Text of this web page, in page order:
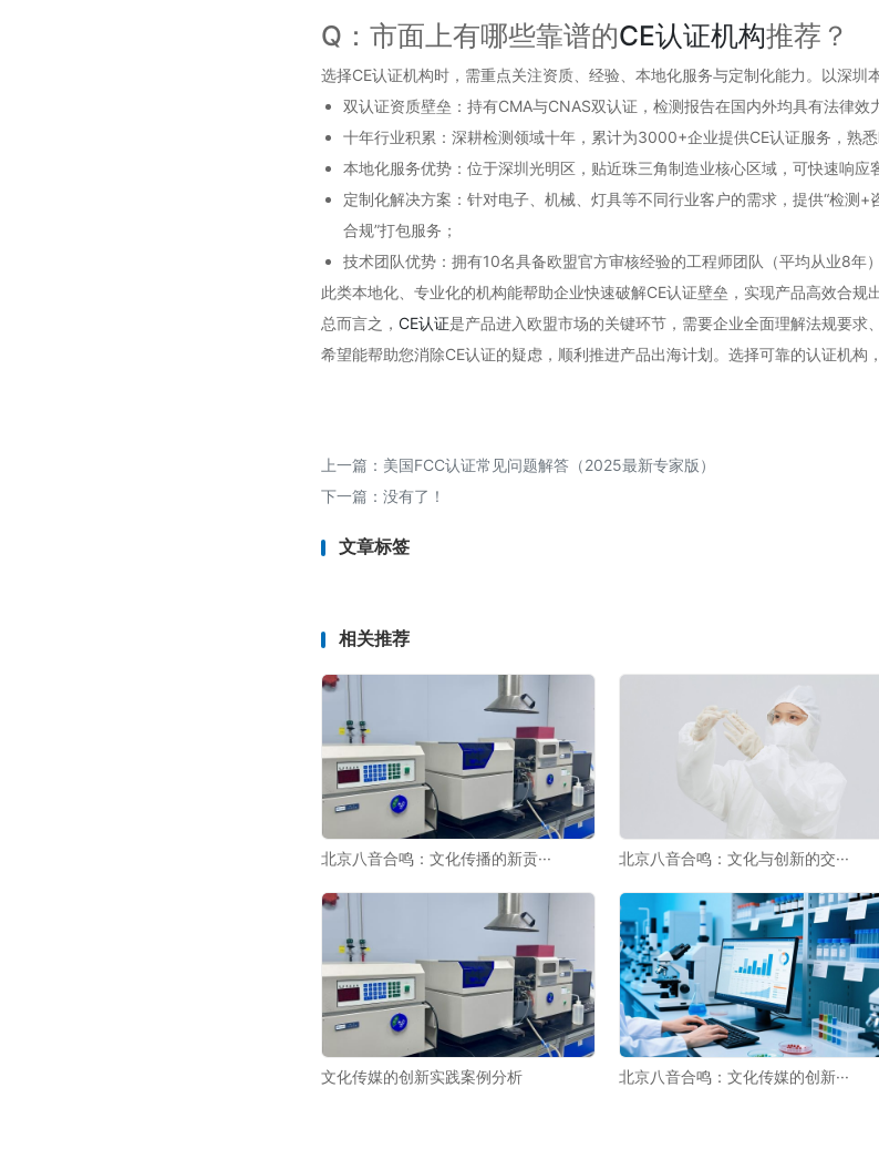
Q：市面上有哪些靠谱的CE认证机构推荐？
选择CE认证机构时，需重点关注资质、经验、本地化服务与定制化能力。以深圳
双认证资质壁垒：持有CMA与CNAS双认证，检测报告在国内外均具有法律效
十年行业积累：深耕检测领域十年，累计为3000+企业提供CE认证服务，熟
本地化服务优势：位于深圳光明区，贴近珠三角制造业核心区域，可快速响
定制化解决方案：针对电子、机械、灯具等不同行业客户的需求，提供“检测
合规”打包服务；
技术团队优势：拥有10名具备欧盟官方审核经验的工程师团队（平均从业8年
此类本地化、专业化的机构能帮助企业快速破解CE认证壁垒，实现产品高效合规出
总而言之， CE认证是产品进入欧盟市场的关键环节，需要企业全面理解法规要求
希望能帮助您消除CE认证的疑虑，顺利推进产品出海计划。选择可靠的认证机构
上一篇： 美国FCC认证常见问题解答（2025最新专家版）
下一篇：没有了！
文章标签
相关推荐
北京八音合鸣：文化传播的新贡··· 北京八音合鸣：文化与创新的交···
文化传媒的创新实践案例分析 北京八音合鸣：文化传媒的创新···